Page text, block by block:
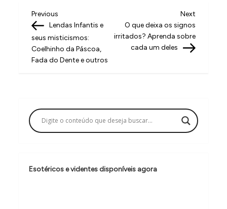
N
a
v
e
ç
ã
d
Previous
Post
Previous
Lendas Infantis e
seus misticismos:
Coelhinho da Páscoa,
Fada do Dente e outros
Next
Post
Next
O que deixa os signos
irritados? Aprenda sobre
cada um deles
Esotéricos e videntes disponíveis agora